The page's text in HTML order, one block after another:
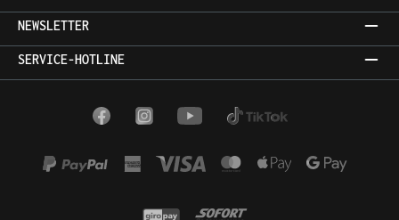
NEWSLETTER
SERVICE-HOTLINE